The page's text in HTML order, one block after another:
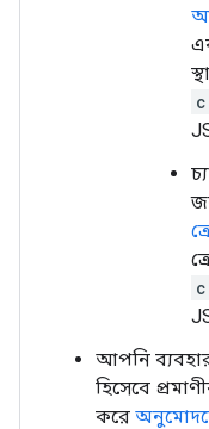
আপনি
হিসেবে
করে